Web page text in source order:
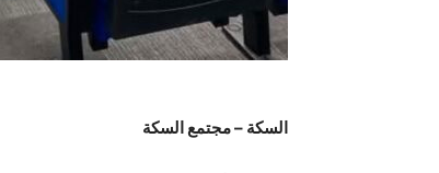
السكة – مجتمع السكة